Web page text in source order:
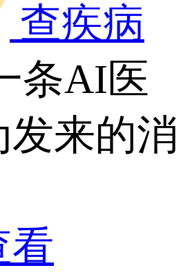
查疾病
条AI医
来的消
看